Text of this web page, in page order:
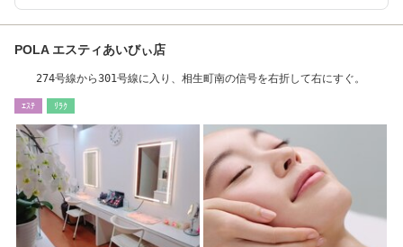
POLA エスティあいびぃ店
274号線から301号線に入り、相生町南の信号を右折して右にすぐ。
ｴｽﾃ ﾘﾗｸ